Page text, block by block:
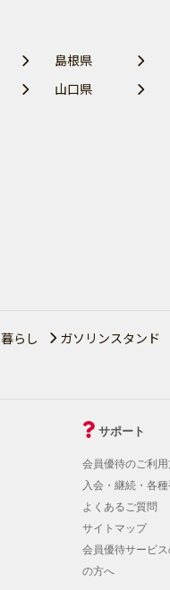
島根県
山口県
暮らし ガソリンスタンド
サポート
会員優待のご利
入会・継続・各
よくあるご質問
サイトマップ
会員優待サービ
の方へ